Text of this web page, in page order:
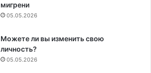
мигрени
05.05.2026
Можете ли вы изменить свою
личность?
05.05.2026